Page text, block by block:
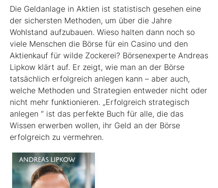
Die Geldanlage in Aktien ist statistisch gesehen eine
der sichersten Methoden, um über die Jahre
Wohlstand aufzubauen. Wieso halten dann noch so
viele Menschen die Börse für ein Casino und den
Aktienkauf für wilde Zockerei? Börsenexperte Andreas
Lipkow klärt auf. Er zeigt, wie man an der Börse
tatsächlich erfolgreich anlegen kann – aber auch,
welche Methoden und Strategien entweder nicht oder
nicht mehr funktionieren. „Erfolgreich strategisch
anlegen “ ist das perfekte Buch für alle, die das
Wissen erwerben wollen, ihr Geld an der Börse
erfolgreich zu vermehren.